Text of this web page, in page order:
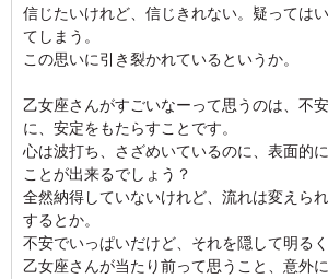
信じたいけれど、信じきれない。疑っては
てしまう。
この思いに引き裂かれているというか。
乙女座さんがすごいなーって思うのは、不
に、安定をもたらすことです。
心は波打ち、さざめいているのに、表面的
ことが出来るでしょう？
全然納得していないけれど、流れは変えら
するとか。
不安でいっぱいだけど、それを隠して明るく
乙女座さんが当たり前って思うこと、意外